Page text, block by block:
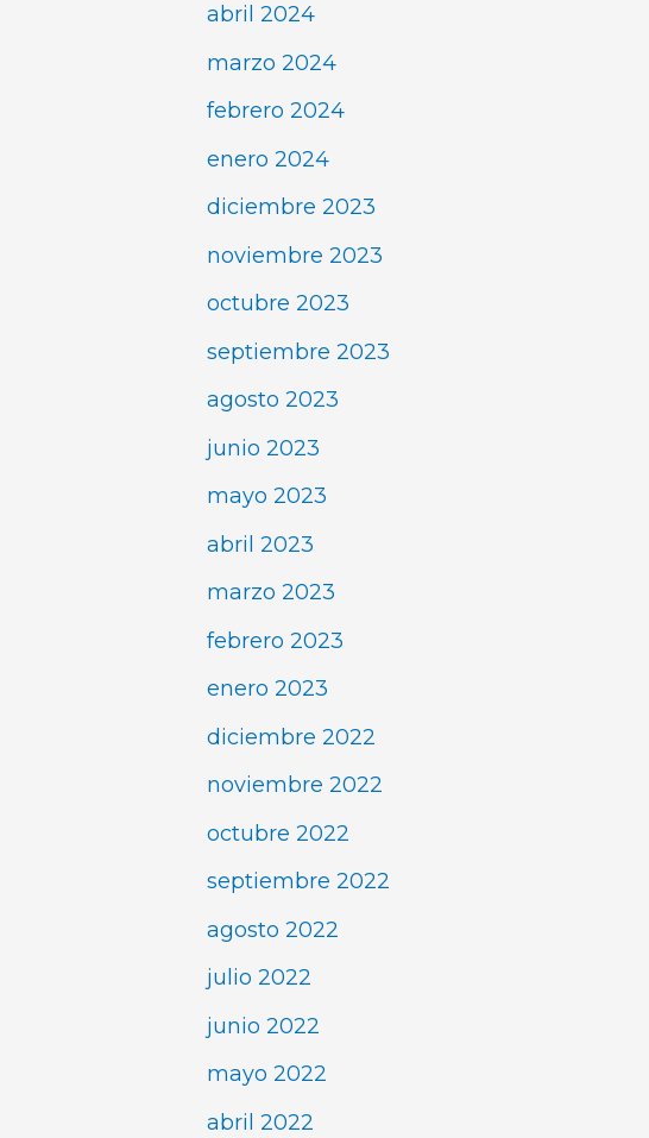
abril 2024
marzo 2024
febrero 2024
enero 2024
diciembre 2023
noviembre 2023
octubre 2023
septiembre 2023
agosto 2023
junio 2023
mayo 2023
abril 2023
marzo 2023
febrero 2023
enero 2023
diciembre 2022
noviembre 2022
octubre 2022
septiembre 2022
agosto 2022
julio 2022
junio 2022
mayo 2022
abril 2022